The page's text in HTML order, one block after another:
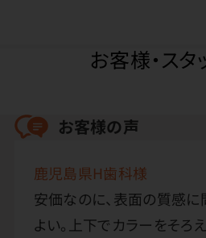
お客様・スタ
お客様の声
鹿児島県H歯科様
安価なのに、表面の質感に
よい。上下でカラーをそろ